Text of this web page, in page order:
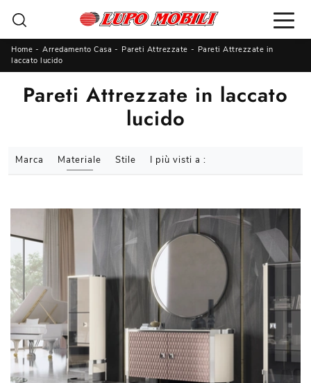
Home - Arredamento Casa - Pareti Attrezzate - Pareti Attrezzate in
laccato lucido
Pareti Attrezzate in laccato
lucido
Marca Materiale Stile I più visti a :